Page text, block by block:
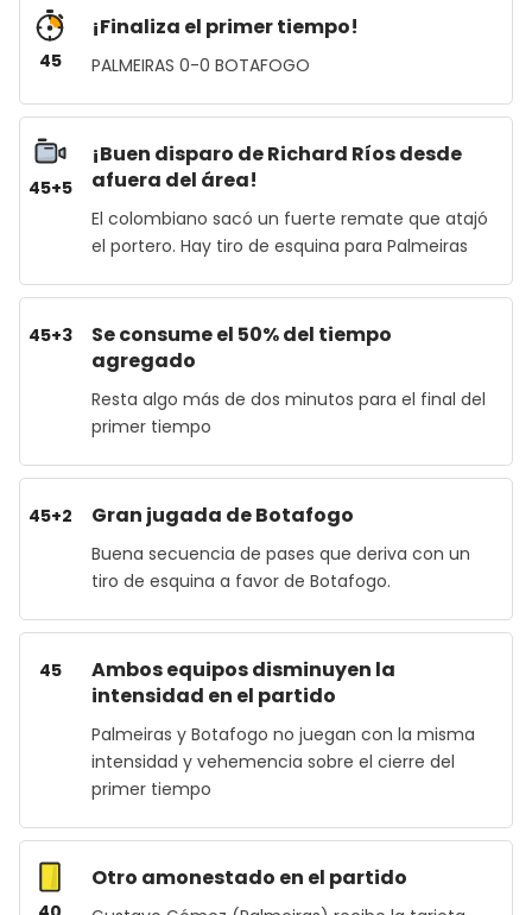
45
¡Finaliza el primer tiempo!
PALMEIRAS 0-0 BOTAFOGO
45+5
¡Buen disparo de Richard Ríos desde
afuera del área!
El colombiano sacó un fuerte remate que atajó
el portero. Hay tiro de esquina para Palmeiras
45+3
Se consume el 50% del tiempo
agregado
Resta algo más de dos minutos para el final del
primer tiempo
45+2 Gran jugada de Botafogo
Buena secuencia de pases que deriva con un
tiro de esquina a favor de Botafogo.
45
Ambos equipos disminuyen la
intensidad en el partido
Palmeiras y Botafogo no juegan con la misma
intensidad y vehemencia sobre el cierre del
primer tiempo
Otro amonestado en el partido